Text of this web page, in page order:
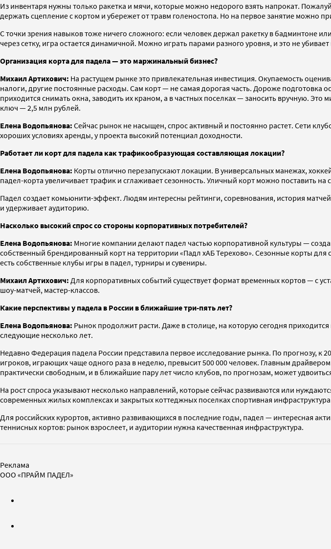
Из инвентаря нужны только ракетка и мячи, которые можно недорого взять напрокат.
держать сцепление с кортом и убережет от травм голеностопа. Но на первое занятие можно
С точки зрения навыков тоже ничего сложного: если человек держал ракетку в бадминтоне
через сетку, игра остается динамичной. Можно играть парами разного уровня, и это не
Организация корта для падела — это маржинальный бизнес?
Михаил Артихович: На растущем рынке это привлекательная инвестиция. Окупаемость
налоги, другие постоянные расходы. Сам корт — не самая дорогая часть. Дороже подготовка
приходится снимать окна, заводить их краном, а в частных поселках — заносить вручную.
ключ — 2,5 млн рублей.
Елена Водопьянова: Сейчас рынок не насыщен, спрос активный и постоянно растет. Сети
хороших условиях аренды, у проекта высокий потенциал доходности.
Работает ли корт для падела как трафикообразующая составляющая локации?
Елена Водопьянова: Корты отлично перезапускают локации. В универсальных манежах,
падел-корта увеличивает трафик и сглаживает сезонность. Уличный корт можно поставить
Падел создает комьюнити-эффект. Людям интересны рейтинги, соревнования, история
и удерживает аудиторию.
Насколько высокий спрос со стороны корпоративных потребителей?
Елена Водопьянова: Многие компании делают падел частью корпоративной культуры —
собственный брендированный корт на территории «Падл хАБ Терехово». Сезонные корты
есть собственные клубы игры в падел, турниры и сувениры.
Михаил Артихович: Для корпоративных событий существует формат временных кортов — с
шоу-матчей, мастер-классов.
Какие перспективы у падела в России в ближайшие три-пять лет?
Елена Водопьянова: Рынок продолжит расти. Даже в столице, на которую сегодня
следующие несколько лет.
Недавно Федерация падела России представила первое исследование рынка. По прогнозу, к
игроков, играющих чаще одного раза в неделю, превысит 500 000 человек. Главным
практически свободным, и в ближайшие пару лет число клубов, по прогнозам, может
На рост спроса указывают несколько направлений, которые сейчас развиваются или
современных жилых комплексах и закрытых коттеджных поселках спортивная
Для российских курортов, активно развивающихся в последние годы, падел — интересная
теннисных кортов: рынок взрослеет, и аудитории нужна качественная инфраструктура.
Реклама
ООО «ПРАЙМ ПАДЕЛ»